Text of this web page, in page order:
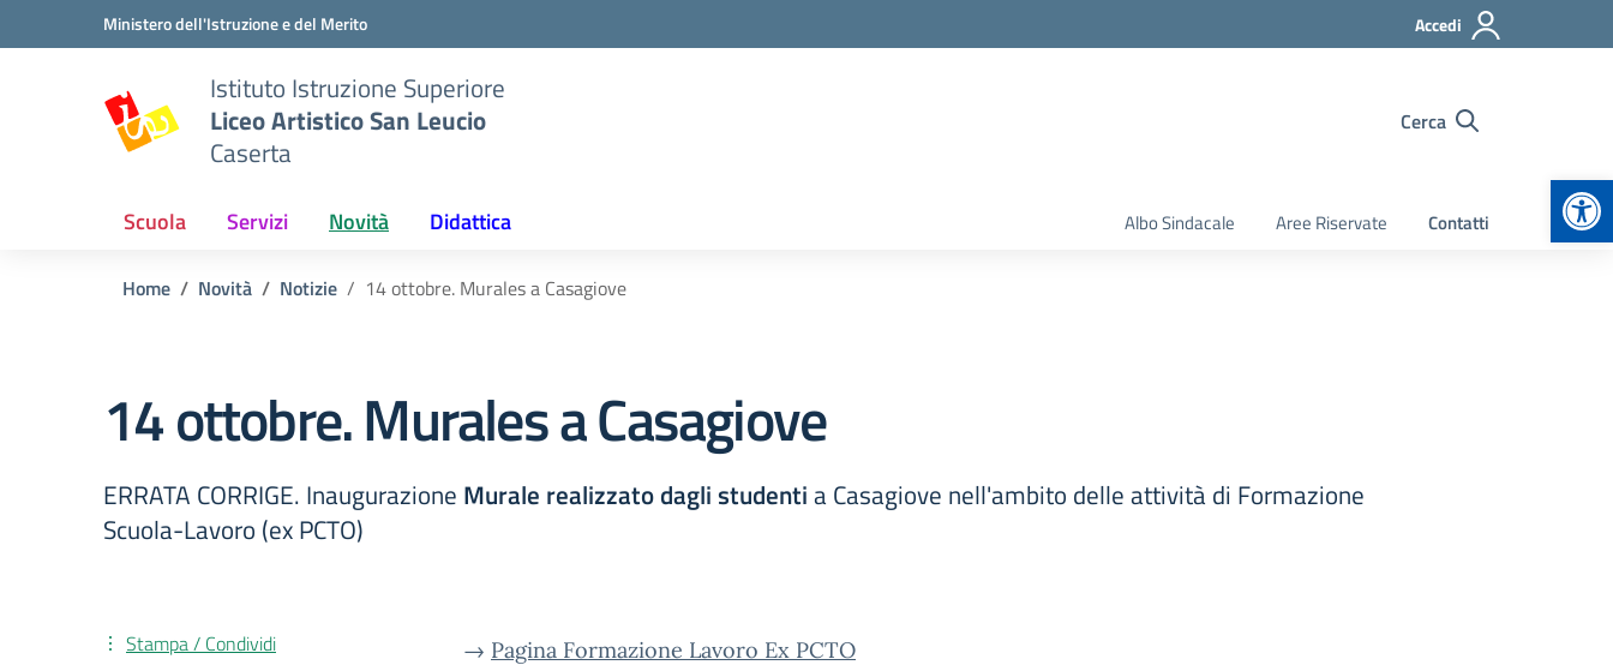
Vai ai contenuti
Vai al menu di navigazioneMinistero dell'Istruzione e del Merito Accedi
Istituto Istruzione Superiore
Liceo Artistico San Leucio
Caserta
Cerca
Scuola Servizi Novità Didattica Albo Sindacale Aree Riservate Contatti
Home Novità Notizie 14 ottobre. Murales a Casagiove
14 ottobre. Murales a Casagiove
ERRATA CORRIGE. Inaugurazione Murale realizzato dagli studenti a Casagiove nell'ambito delle attività di Formazione
Scuola-Lavoro (ex PCTO)
→ Pagina Formazione Lavoro Ex PCTO
Stampa / Condividi